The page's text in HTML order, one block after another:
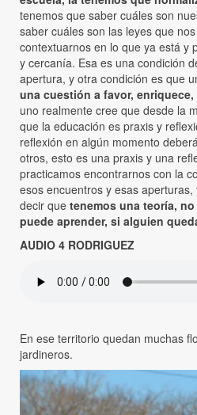
tenemos que saber cuáles son
saber cuáles son las leyes que
contextuarnos en lo que ya está y
y cercanía. Esa es una condición
apertura, y otra condición es que
una cuestión a favor,
uno realmente cree que desde la
que la educación es praxis y
reflexión en algún momento
otros, esto es una praxis y una
practicamos encontrarnos con la
esos encuentros y esas
decir que tenemos una teoría,
puede aprender, si alguien
AUDIO 4 RODRIGUEZ
En ese territorio quedan muchas
jardineros.